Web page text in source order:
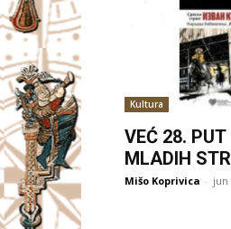
Kultura
VEĆ 28.
MLADIH
Mišo Koprivica - jun